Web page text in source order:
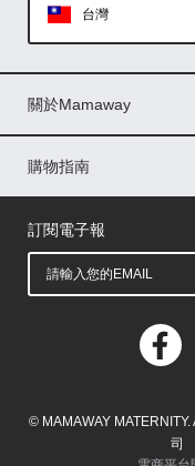
台灣
印尼
馬來西亞
關於Mamaway
門市據點
最新消息
品牌故事
人力招募
媒體花絮
隱私權聲明
CSR企業社會責任
購物指南
購物常見問題
退換貨問題
儲值金使用條款
購買儲值金
發票問題
會員權益
線上留言
吸乳器-免費體驗
訂閱電子報
© MAMAWAY
司